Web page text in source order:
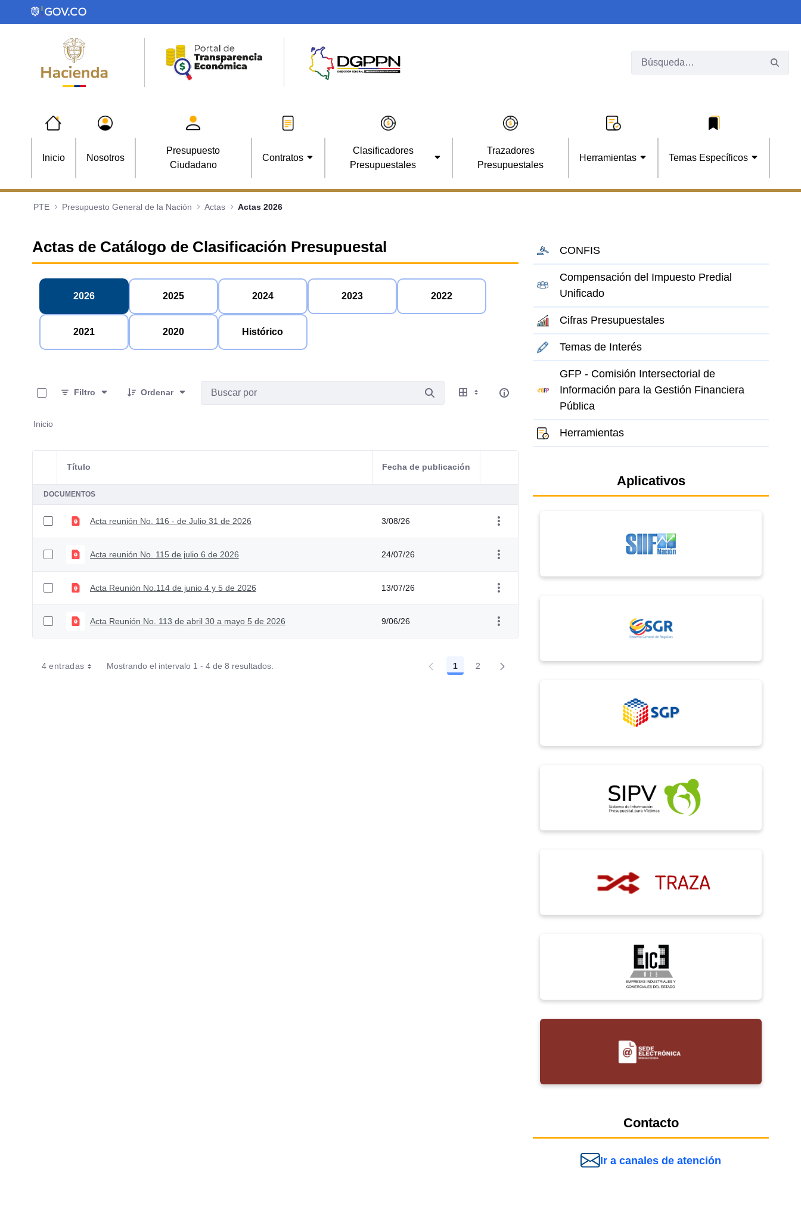
Saltar al contenido principal
Inicio Nosotros
Presupuesto
Ciudadano
Contratos
Clasificadores
Presupuestales
Trazadores
Presupuestales
Herramientas Temas Específicos
PTE Presupuesto General de la Nación Actas Actas 2026
Actas de Catálogo de Clasificación Presupuestal
2026 2025 2024 2023 2022
2021 2020 Histórico
Filtro
Ordenar
Inicio
Selección del elemento
Título Fecha de publicación
DOCUMENTOS
Acta reunión No. 116 - de Julio 31 de 2026 3/08/26
Acta reunión No. 115 de julio 6 de 2026 24/07/26
Acta Reunión No.114 de junio 4 y 5 de 2026 13/07/26
Acta Reunión No. 113 de abril 30 a mayo 5 de 2026 9/06/26
4 entradas Mostrando el intervalo 1 - 4 de 8 resultados. Página
1 Página
2
CONFIS
Compensación del Impuesto Predial
Unificado
Cifras Presupuestales
Temas de Interés
GFP - Comisión Intersectorial de
Información para la Gestión Financiera
Pública
Herramientas
Aplicativos
Contacto
Ir a canales de atención